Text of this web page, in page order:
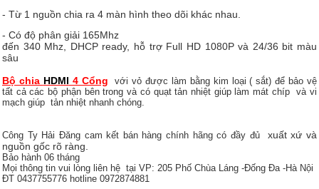
- Từ 1 nguồn chia ra 4 màn hình theo dõi khác nhau.
- Có độ phân giải 165Mhz
đến 340 Mhz, DHCP ready, hỗ trợ Full HD 1080P và 24/36 bit màu
sâu
Bộ chia HDMI 4 Cổng với vỏ được làm bằng kim loại ( sắt) để bảo vệ
tất cả các bộ phận bên trong và có quạt tản nhiệt giúp làm mát chíp và vi
mạch giúp tản nhiệt nhanh chóng.
Công Ty Hải Đăng cam kết bán hàng chính hãng có đầy đủ
xuất xứ và
nguồn gốc rõ ràng.
Bảo hành 06 tháng
Mọi thông tin vui lòng liên hệ tại VP: 205 Phố Chùa Láng -Đống Đa -Hà Nội
ĐT 0437755776 hotline 0972874881